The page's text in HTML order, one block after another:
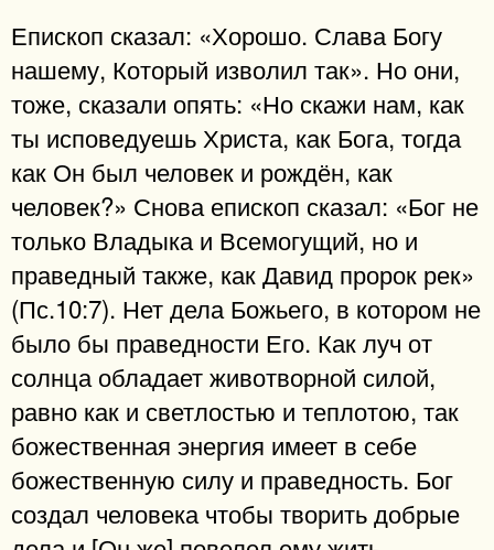
Епископ сказал: «Хорошо. Слава Богу
нашему, Который изволил так». Но они,
тоже, сказали опять: «Но скажи нам, как
ты исповедуешь Христа, как Бога, тогда
как Он был человек и рождён, как
человек?» Снова епископ сказал: «Бог не
только Владыка и Всемогущий, но и
праведный также, как Давид пророк рек»
(Пс.10:7). Нет дела Божьего, в котором не
было бы праведности Его. Как луч от
солнца обладает животворной силой,
равно как и светлостью и теплотою, так
божественная энергия имеет в себе
божественную силу и праведность. Бог
создал человека чтобы творить добрые